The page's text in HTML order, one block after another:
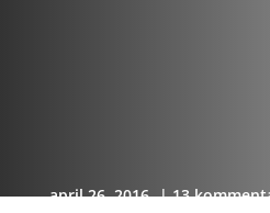
april 26, 2016 | 13